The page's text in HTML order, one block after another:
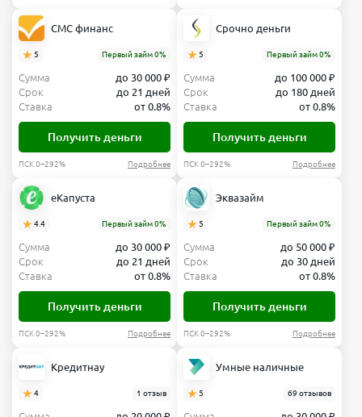
СМС финанс
5 Первый займ 0%
Сумма
до 30 000 ₽
Срок
до 21 дней
Ставка
от 0.8%
Получить деньги
ПСК 0–292% Подробнее
Срочно деньги
5 Первый займ 0%
Сумма
до 100 000 ₽
Срок
до 180 дней
Ставка
от 0.8%
Получить деньги
ПСК 0–292% Подробнее
еКапуста
4.4 Первый займ 0%
Сумма
до 30 000 ₽
Срок
до 21 дней
Ставка
от 0.8%
Получить деньги
ПСК 0–292% Подробнее
Эквазайм
5 Первый займ 0%
Сумма
до 50 000 ₽
Срок
до 30 дней
Ставка
от 0.8%
Получить деньги
ПСК 0–292% Подробнее
Кредитнау
4 1 отзыв
Умные наличные
5 69 отзывов